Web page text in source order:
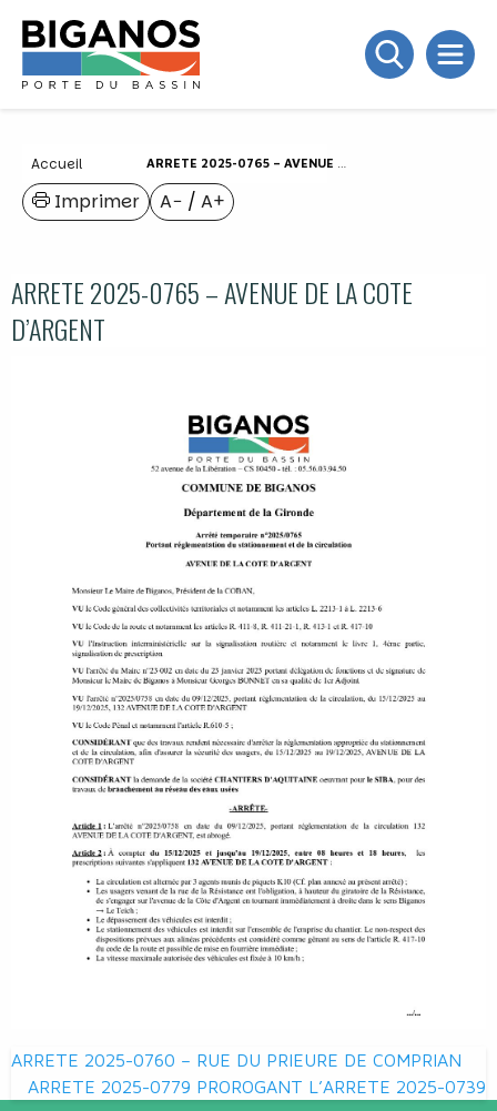
Accueil ARRETE 2025-0765 – AVENUE DE LA COTE D’ARGENT
A− / A+
Imprimer
ARRETE 2025-0765 – AVENUE DE LA COTE
D’ARGENT
Navigation
de
ARRETE 2025-0760 – RUE DU PRIEURE DE COMPRIAN
ARRETE 2025-0779 PROROGANT L’ARRETE 2025-0739